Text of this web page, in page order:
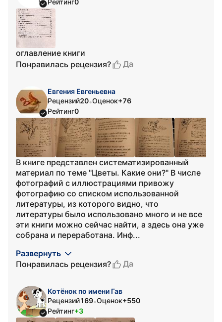
Рейтинг0
оглавление книги
Понравилась рецензия?
Да
Евгения Евгеньевна
Рецензий20•Оценок+76
Рейтинг0
В книге представлен систематизированный
материал по теме "Цветы. Какие они?" В числе
фотографий с иллюстрациями привожу
фотографию со списком использованной
литературы, из которого видно, что
литературы было использовано много и не все
эти книги можно сейчас найти, а здесь она уже
собрана и переработана. Инф...
Развернуть
Понравилась рецензия?
Да
Котёнок по имени Гав
Рецензий169•Оценок+550
Рейтинг+3